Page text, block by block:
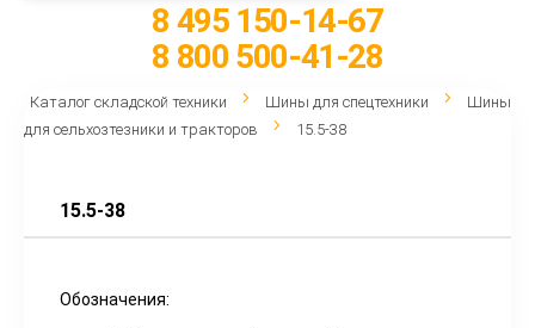
8 495 150-14-67
8 800 500-41-28
Каталог складской техники Шины для спецтехники
Шины
для сельхозтезники и тракторов
15.5-38
15.5-38
Обозначения: